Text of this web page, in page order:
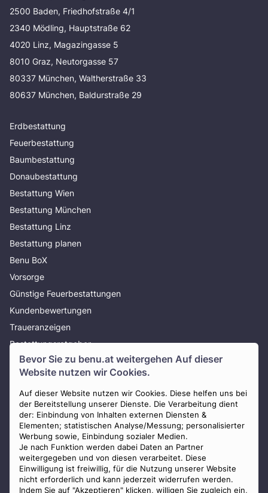
Bevor Sie zu benu.at weitergehen Auf dieser
Website nutzen wir Cookies.
Auf dieser Website nutzen wir Cookies. Diese helfen uns bei
der Bereitstellung unserer Dienste. Die Verarbeitung dient
der: Einbindung von Inhalten externen Diensten &
Elementen; statistischen Analyse/Messung; personalisierter
Werbung sowie, Einbindung sozialer Medien.
Je nach Funktion werden dabei Daten an Partner
weitergegeben und von diesen verarbeitet. Diese
Einwilligung ist freiwillig, für die Nutzung unserer Website
nicht erforderlich und kann jederzeit widerrufen werden.
Indem Sie auf "Akzeptieren" klicken, willigen Sie zugleich ein,
2500 Baden, Friedhofstraße 4/1
2340 Mödling, Hauptstraße 62
4020 Linz, Magazingasse 5
8010 Graz, Neutorgasse 57
80337 München, Waltherstraße 33
80637 München, Baldurstraße 29
Erdbestattung
Feuerbestattung
Baumbestattung
Donaubestattung
Bestattung Wien
Bestattung München
Bestattung Linz
Bestattung planen
Benu BoX
Vorsorge
Günstige Feuerbestattungen
Kundenbewertungen
Traueranzeigen
Bestattungsratgeber
Über uns
Presse
AGB
Impressum
Datenschutz
Widerrufsbelehrung
Zahlungsmöglichkeiten